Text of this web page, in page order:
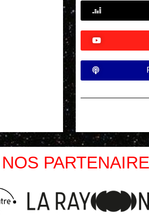
NOS